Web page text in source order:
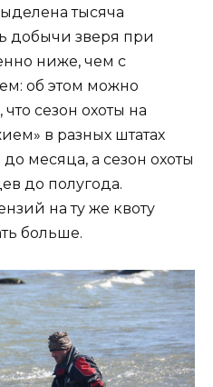
тысяча
добычи зверя при
ниже, чем с
об этом можно
сезон охоты на
в разных штатах
месяца, а сезон охоты
до полугода.
на ту же квоту
больше.